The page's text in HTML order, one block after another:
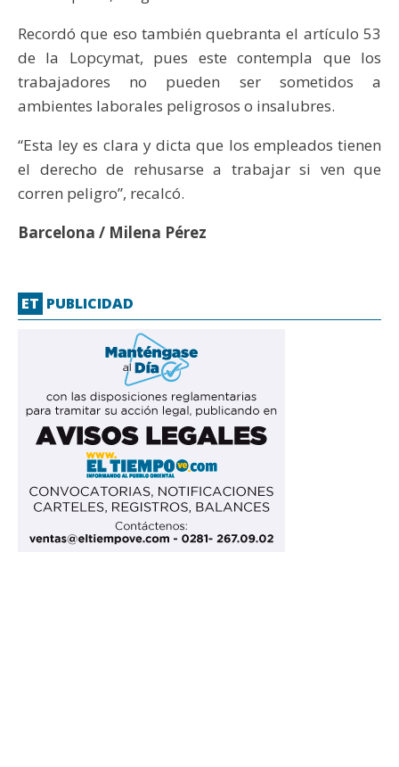
Recordó que eso también quebranta el artículo 53
de la Lopcymat, pues este contempla que los
trabajadores no pueden ser sometidos a
ambientes laborales peligrosos o insalubres.
“Esta ley es clara y dicta que los empleados tienen
el derecho de rehusarse a trabajar si ven que
corren peligro”, recalcó.
Barcelona / Milena Pérez
ET PUBLICIDAD